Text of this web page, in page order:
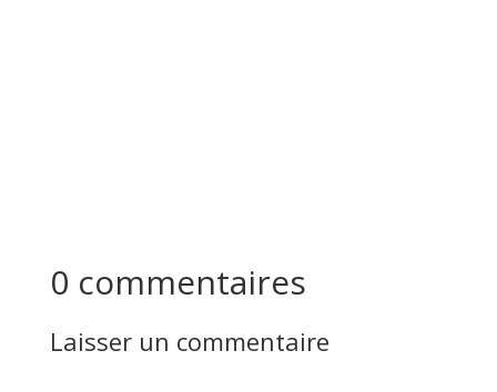
0 commentaires
Laisser un commentaire